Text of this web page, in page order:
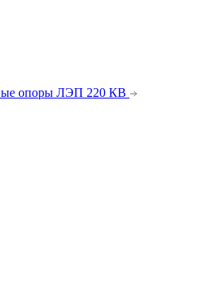
опоры ЛЭП 220 КВ